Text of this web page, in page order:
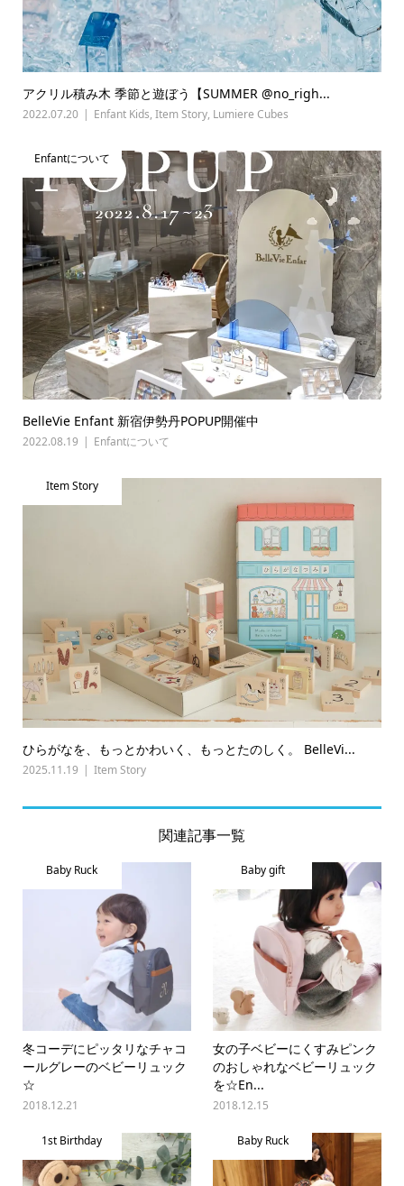
アクリル積み木 季節と遊ぼう【SUMMER @no_righ...
2022.07.20 Enfant Kids, Item Story, Lumiere Cubes
Enfantについて
BelleVie Enfant 新宿伊勢丹POPUP開催中
2022.08.19 Enfantについて
Item Story
ひらがなを、もっとかわいく、もっとたのしく。 BelleVi...
2025.11.19 Item Story
関連記事一覧
Baby Ruck
冬コーデにピッタリなチャコ
ールグレーのベビーリュック
☆
2018.12.21
Baby gift
女の子ベビーにくすみピンク
のおしゃれなベビーリュック
を☆En...
2018.12.15
1st Birthday Baby Ruck